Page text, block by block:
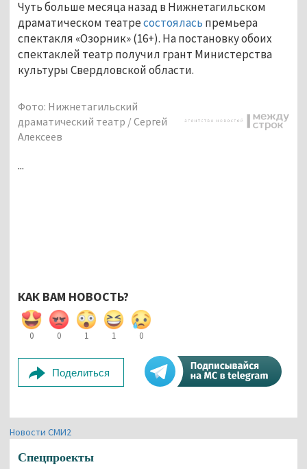
Чуть больше месяца назад в Нижнетагильском
драматическом театресостоялась премьера
спектакля «Озорник» (16+). На постановку обоих
спектаклей театр получил грант Министерства
культуры Свердловской области.
Фото: Нижнетагильский
драматический театр / Сергей
Алексеев
...
КАК ВАМ НОВОСТЬ?
0 0 1 1 0
Поделиться
Новости СМИ2
Спецпроекты